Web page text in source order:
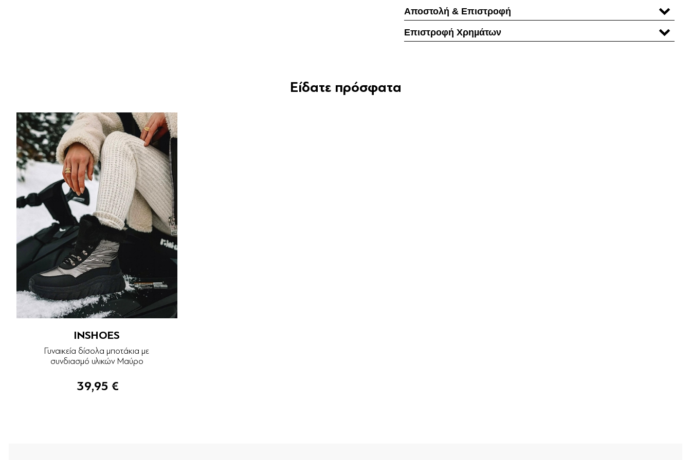
Αποστολή & Επιστροφή
Επιστροφή Χρηµάτων
Είδατε πρόσφατα
INSHOES
Γυναικεία δίσολα μποτάκια με
συνδιασμό υλικών Μαύρο
39,95 €